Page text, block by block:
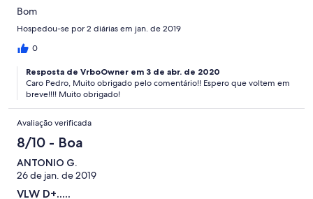
Bom
Hospedou-se por 2 diárias em jan. de 2019
0
Resposta de VrboOwner em 3 de abr. de 2020
Caro Pedro, Muito obrigado pelo comentário!! Espero que voltem em
breve!!!! Muito obrigado!
Avaliação verificada
8/10 - Boa
ANTONIO G.
26 de jan. de 2019
VLW D+.....